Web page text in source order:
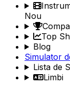
Nou
Top
Blog
Simulator
Lista de
Limbi